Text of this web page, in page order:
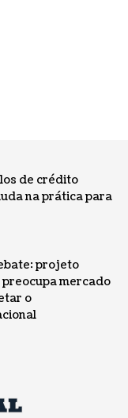
de crédito
na prática para
projeto
mercado
o